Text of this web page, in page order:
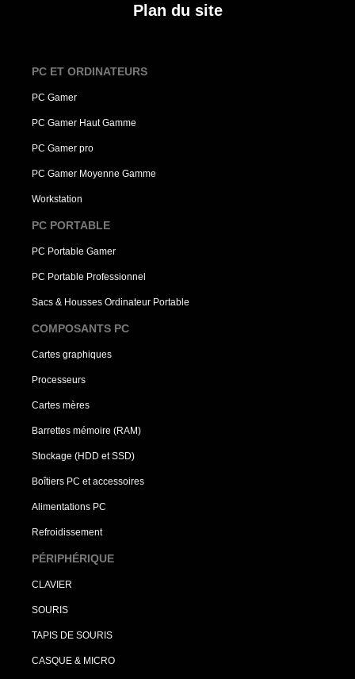
Plan du site
PC ET ORDINATEURS
PC Gamer
PC Gamer Haut Gamme
PC Gamer pro
PC Gamer Moyenne Gamme
Workstation
PC PORTABLE
PC Portable Gamer
PC Portable Professionnel
Sacs & Housses Ordinateur Portable
COMPOSANTS PC
Cartes graphiques
Processeurs
Cartes mères
Barrettes mémoire (RAM)
Stockage (HDD et SSD)
Boîtiers PC et accessoires
Alimentations PC
Refroidissement
PÉRIPHÉRIQUE
CLAVIER
SOURIS
TAPIS DE SOURIS
CASQUE & MICRO